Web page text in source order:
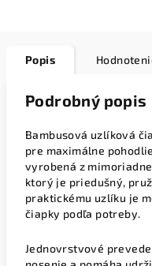
Popis
Podrobný popis
Bambusová uzlíková
pre maximálne
vyrobená z
ktorý je priedušný,
praktickému uzlíku je
čiapky podľa potreby.
Jednovrstvové